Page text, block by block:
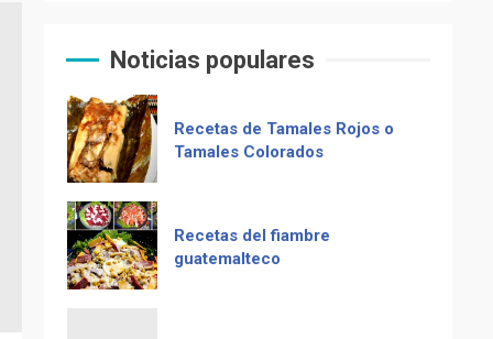
Guatemala por empresa de
USA
Duolingo la App más
descargada para educación
Noticias populares
paladar del mundo
Recetas de Tamales Rojos o
Tamales Colorados
Recetas del fiambre
guatemalteco